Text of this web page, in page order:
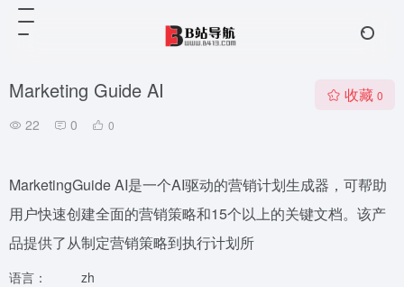
Marketing Guide AI
22 0 0
收藏 0
MarketingGuide AI是一个AI驱动的营销计划生成器，可帮助
用户快速创建全面的营销策略和15个以上的关键文档。该产
品提供了从制定营销策略到执行计划所
语言：
zh